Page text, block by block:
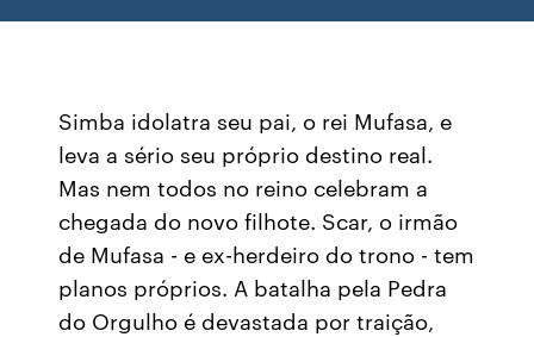
Simba idolatra seu pai, o rei Mufasa, e
leva a sério seu próprio destino real.
Mas nem todos no reino celebram a
chegada do novo filhote. Scar, o irmão
de Mufasa - e ex-herdeiro do trono - tem
planos próprios. A batalha pela Pedra
do Orgulho é devastada por traição,